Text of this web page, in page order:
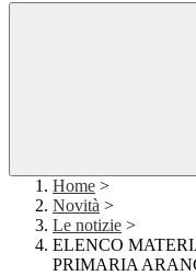
Home >
Novità >
Le notizie >
ELENCO
PRIMARIA